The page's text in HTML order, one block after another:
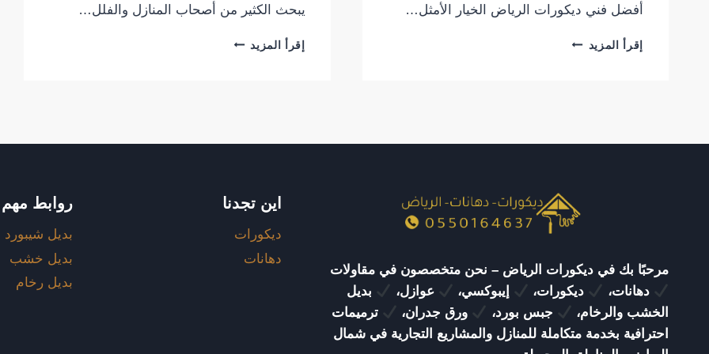
أفضل فني ديكورات الرياض الخيار الأمثل…
إقرأ المزيد أفضل
باحترافية
وجودة
عالية
يبحث الكثير من أصحاب المنازل والفلل…
إقرأ المزيد معلم
للمنازل
والمنشآت
مرحبًا بك في ديكورات الرياض – نحن متخصصون في مقاولات
دهانات،
ديكورات، إيبوكسي، عوازل،
بديل
الخشب والرخام،
جبس بورد، ورق جدران،
ترميمات
احترافية بخدمة متكاملة للمنازل والمشاريع التجارية في شمال
اين تجدنا
ديكورات
دهانات
روابط مهم
بديل شيبورد
بديل خشب
بديل رخام